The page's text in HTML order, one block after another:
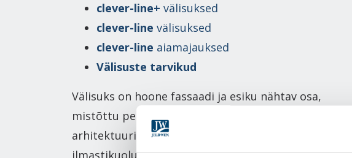
clever-line+ välisuksed
clever-line välisuksed
clever-line aiamajauksed
Välisuste tarvikud
Välisuks on hoone fassaadi ja esiku nähtav osa,
mistõttu peab selle stiil ja värv sobima nii maja
arhitektuuri kui ka kodu interjööriga. Meie
ilmastikuoludes on välisuste soojapidavus,